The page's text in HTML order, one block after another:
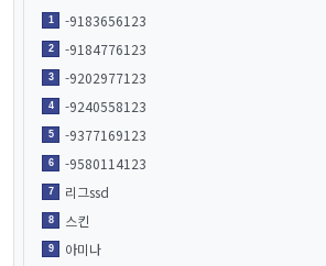
1 -9183656123
2 -9184776123
3 -9202977123
4 -9240558123
5 -9377169123
6 -9580114123
7 리그ssd
8 스킨
9 아미나